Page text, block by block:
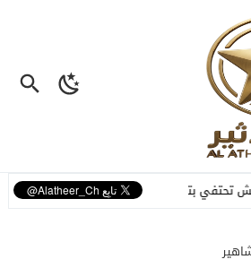
افتتاح الدورة الـ55 للمهرجان الوطني للفنون الشعبية